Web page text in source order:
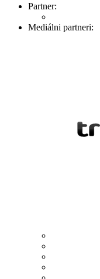
Partner:
Mediálni partneri: